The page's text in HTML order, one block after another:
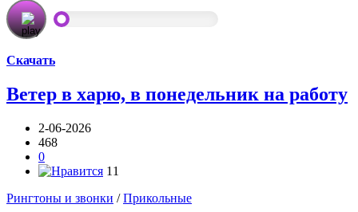
Скачать
Ветер в харю, в понедельник на работу
2-06-2026
468
0
11
Рингтоны и звонки /Прикольные